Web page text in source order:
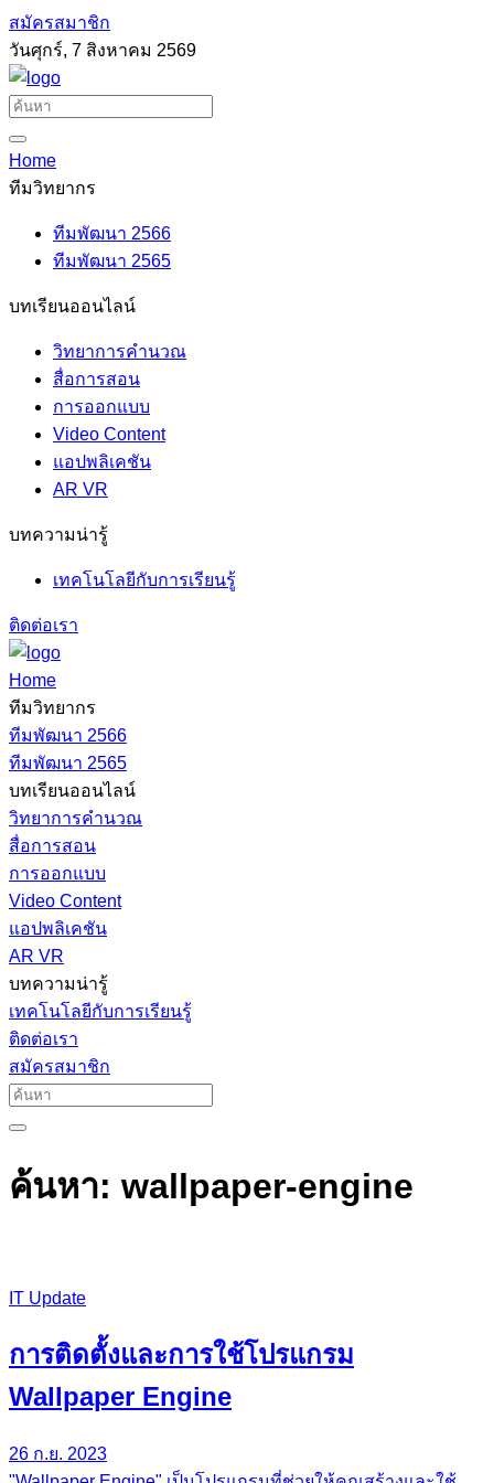
สมัครสมาชิก
วันศุกร์, 7 สิงหาคม 2569
Home
ทีมวิทยากร
ทีมพัฒนา 2566
ทีมพัฒนา 2565
บทเรียนออนไลน์
วิทยาการคำนวณ
สื่อการสอน
การออกแบบ
Video Content
แอปพลิเคชัน
AR VR
บทความน่ารู้
เทคโนโลยีกับการเรียนรู้
ติดต่อเรา
Home
ทีมวิทยากร
ทีมพัฒนา 2566
ทีมพัฒนา 2565
บทเรียนออนไลน์
วิทยาการคำนวณ
สื่อการสอน
การออกแบบ
Video Content
แอปพลิเคชัน
AR VR
บทความน่ารู้
เทคโนโลยีกับการเรียนรู้
ติดต่อเรา
สมัครสมาชิก
ค้นหา: wallpaper-engine
IT Update
การติดตั้งและการใช้โปรแกรม
Wallpaper Engine
26 ก.ย. 2023